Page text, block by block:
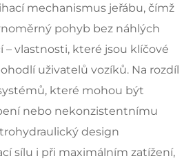
mechanismus jeřábu, čímž
pohyb bez náhlých
vlastnosti, které jsou klíčové
uživatelů vozíků. Na rozdíl
které mohou být
nebo nekonzistentnímu
design
sílu i při maximálním zatížení,